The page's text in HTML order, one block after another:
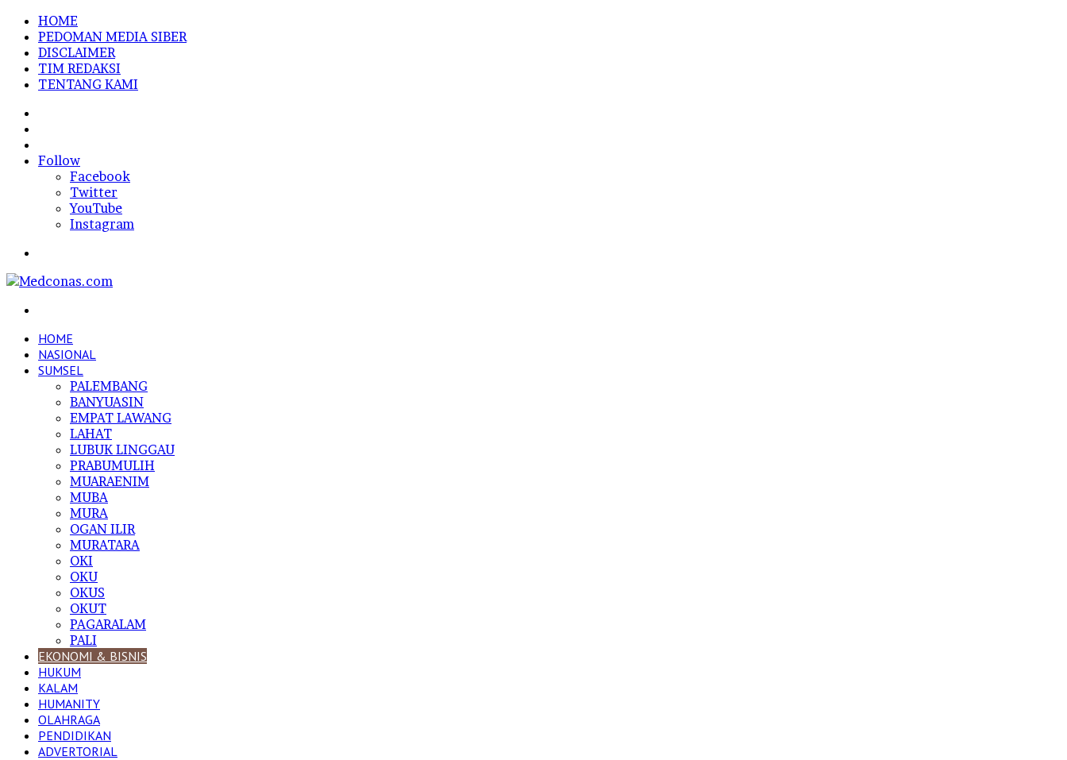
HOME
PEDOMAN MEDIA SIBER
DISCLAIMER
TIM REDAKSI
TENTANG KAMI
In
Follow
Facebook
Twitter
YouTube
Instagram
HOME
NASIONAL
SUMSEL
PALEMBANG
BANYUASIN
EMPAT LAWANG
LAHAT
LUBUK LINGGAU
PRABUMULIH
MUARAENIM
MUBA
MURA
OGAN ILIR
MURATARA
OKI
OKU
OKUS
OKUT
PAGARALAM
PALI
EKONOMI & BISNIS
HUKUM
KALAM
HUMANITY
OLAHRAGA
PENDIDIKAN
ADVERTORIAL